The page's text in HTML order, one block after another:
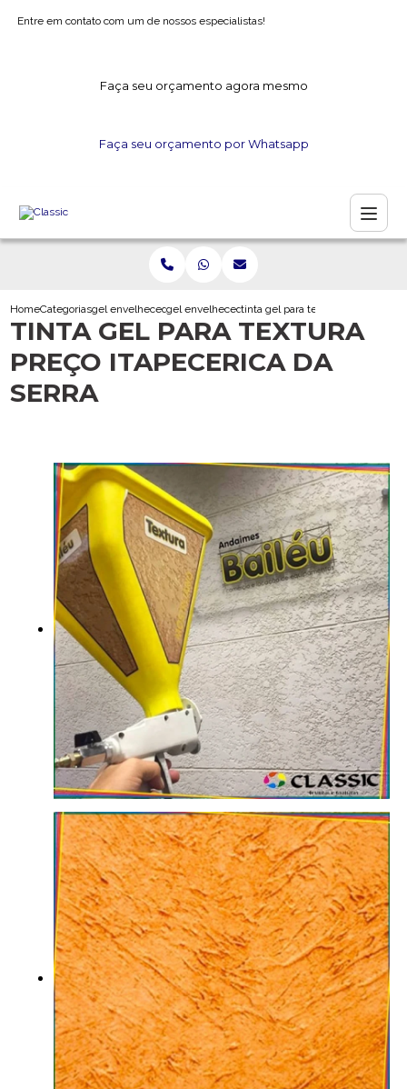
Entre em contato com um de nossos especialistas!
Faça seu orçamento agora mesmo
Faça seu orçamento por Whatsapp
HomeCategoriasgel envelhecedorgel envelhecedor para madeira
tinta gel para textura preco
TINTA GEL PARA TEXTURA
PREÇO ITAPECERICA DA
SERRA